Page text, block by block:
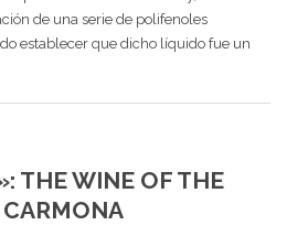
de una serie de polifenoles
establecer que dicho líquido fue un
THE WINE OF THE